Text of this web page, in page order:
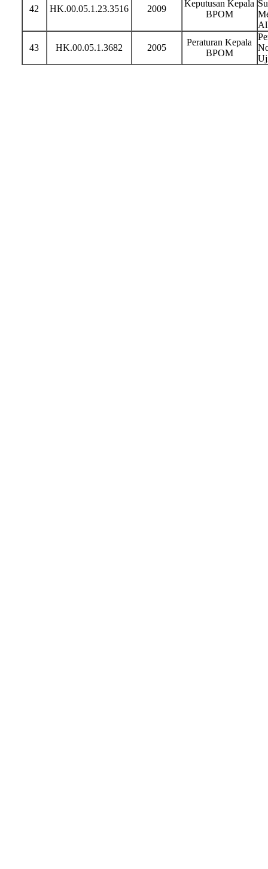
42 HK.00.05.1.23.3516 2009
Keputusan Kepala
BPOM
43 HK.00.05.1.3682 2005
Peraturan Kepala
BPOM